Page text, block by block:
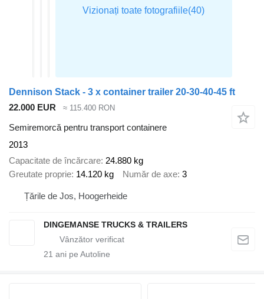
Dennison Stack - 3 x container trailer 20-30-40-45 ft
22.000 EUR
≈ 115.400 RON
Semiremorcă pentru transport containere
2013
Capacitate de încărcare 24.880 kg
Greutate proprie 14.120 kg Număr de axe 3
Țările de Jos, Hoogerheide
DINGEMANSE TRUCKS & TRAILERS
21 ani pe Autoline